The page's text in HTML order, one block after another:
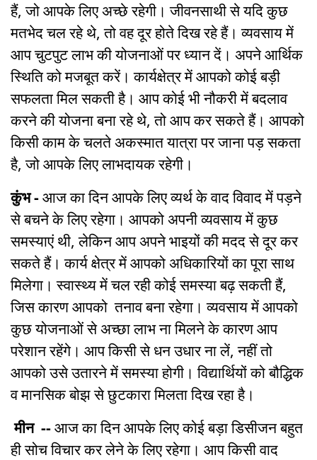
हैं, जो आपके लिए अच्छे रहेगी। जीवनसाथी से यदि कुछ
मतभेद चल रहे थे, तो वह दूर होते दिख रहे हैं। व्यवसाय में
आप चुटपुट लाभ की योजनाओं पर ध्यान दें। अपने आर्थिक
स्थिति को मजबूत करें। कार्यक्षेत्र में आपको कोई बड़ी
सफलता मिल सकती है। आप कोई भी नौकरी में बदलाव
करने की योजना बना रहे थे, तो आप कर सकते हैं। आपको
किसी काम के चलते अकस्मात यात्रा पर जाना पड़ सकता
है, जो आपके लिए लाभदायक रहेगी।
कुंभ -आज का दिन आपके लिए व्यर्थ के वाद विवाद में पड़ने
से बचने के लिए रहेगा। आपको अपनी व्यवसाय में कुछ
समस्याएं थी, लेकिन आप अपने भाइयों की मदद से दूर कर
सकते हैं। कार्य क्षेत्र में आपको अधिकारियों का पूरा साथ
मिलेगा। स्वास्थ्य में चल रही कोई समस्या बढ़ सकती हैं,
जिस कारण आपको तनाव बना रहेगा। व्यवसाय में आपको
कुछ योजनाओं से अच्छा लाभ ना मिलने के कारण आप
परेशान रहेंगे। आप किसी से धन उधार ना लें, नहीं तो
आपको उसे उतारने में समस्या होगी। विद्यार्थियों को बौद्धिक
व मानसिक बोझ से छुटकारा मिलता दिख रहा है।
मीन --आज का दिन आपके लिए कोई बड़ा डिसीजन बहुत
ही सोच विचार कर लेने के लिए रहेगा। आप किसी वाद